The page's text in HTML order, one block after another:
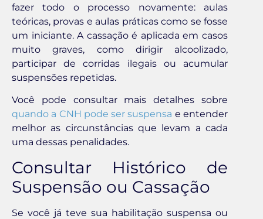
fazer todo o processo novamente: aulas
teóricas, provas e aulas práticas como se fosse
um iniciante. A cassação é aplicada em casos
muito graves, como dirigir alcoolizado,
participar de corridas ilegais ou acumular
suspensões repetidas.
Você pode consultar mais detalhes sobre
quando a CNH pode ser suspensa e entender
melhor as circunstâncias que levam a cada
uma dessas penalidades.
Consultar Histórico de
Suspensão ou Cassação
Se você já teve sua habilitação suspensa ou